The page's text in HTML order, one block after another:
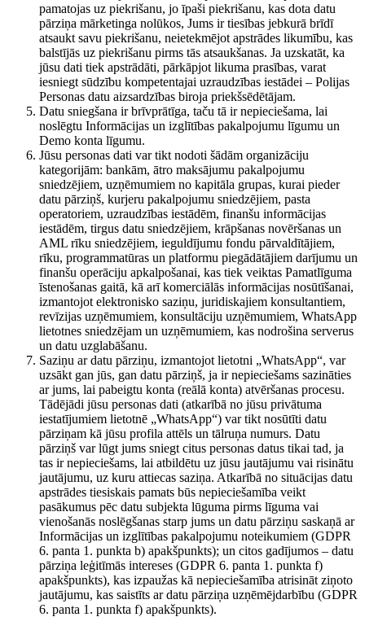
pamatojas uz piekrišanu, jo īpaši piekrišanu, kas dota datu
pārziņa mārketinga nolūkos, Jums ir tiesības jebkurā brīdī
atsaukt savu piekrišanu, neietekmējot apstrādes likumību, kas
balstījās uz piekrišanu pirms tās atsaukšanas. Ja uzskatāt, ka
jūsu dati tiek apstrādāti, pārkāpjot likuma prasības, varat
iesniegt sūdzību kompetentajai uzraudzības iestādei – Polijas
Personas datu aizsardzības biroja priekšsēdētājam.
Datu sniegšana ir brīvprātīga, taču tā ir nepieciešama, lai
noslēgtu Informācijas un izglītības pakalpojumu līgumu un
Demo konta līgumu.
Jūsu personas dati var tikt nodoti šādām organizāciju
kategorijām: bankām, ātro maksājumu pakalpojumu
sniedzējiem, uzņēmumiem no kapitāla grupas, kurai pieder
datu pārziņš, kurjeru pakalpojumu sniedzējiem, pasta
operatoriem, uzraudzības iestādēm, finanšu informācijas
iestādēm, tirgus datu sniedzējiem, krāpšanas novēršanas un
AML rīku sniedzējiem, ieguldījumu fondu pārvaldītājiem,
rīku, programmatūras un platformu piegādātājiem darījumu un
finanšu operāciju apkalpošanai, kas tiek veiktas Pamatlīguma
īstenošanas gaitā, kā arī komerciālās informācijas nosūtīšanai,
izmantojot elektronisko saziņu, juridiskajiem konsultantiem,
revīzijas uzņēmumiem, konsultāciju uzņēmumiem, WhatsApp
lietotnes sniedzējam un uzņēmumiem, kas nodrošina serverus
un datu uzglabāšanu.
Saziņu ar datu pārziņu, izmantojot lietotni „WhatsApp“, var
uzsākt gan jūs, gan datu pārziņš, ja ir nepieciešams sazināties
ar jums, lai pabeigtu konta (reālā konta) atvēršanas procesu.
Tādējādi jūsu personas dati (atkarībā no jūsu privātuma
iestatījumiem lietotnē „WhatsApp“) var tikt nosūtīti datu
pārziņam kā jūsu profila attēls un tālruņa numurs. Datu
pārziņš var lūgt jums sniegt citus personas datus tikai tad, ja
tas ir nepieciešams, lai atbildētu uz jūsu jautājumu vai risinātu
jautājumu, uz kuru attiecas saziņa. Atkarībā no situācijas datu
apstrādes tiesiskais pamats būs nepieciešamība veikt
pasākumus pēc datu subjekta lūguma pirms līguma vai
vienošanās noslēgšanas starp jums un datu pārziņu saskaņā ar
Informācijas un izglītības pakalpojumu noteikumiem (GDPR
6. panta 1. punkta b) apakšpunkts); un citos gadījumos – datu
pārziņa leģitīmās intereses (GDPR 6. panta 1. punkta f)
apakšpunkts), kas izpaužas kā nepieciešamība atrisināt ziņoto
jautājumu, kas saistīts ar datu pārziņa uzņēmējdarbību (GDPR
6. panta 1. punkta f) apakšpunkts).